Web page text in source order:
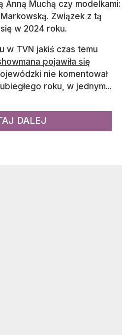
Anną Muchą czy modelkami:
Związek z tą
w 2024 roku.
w TVN jakiś czas temu
pojawiła się
nie komentował
roku, w jednym...
DALEJ